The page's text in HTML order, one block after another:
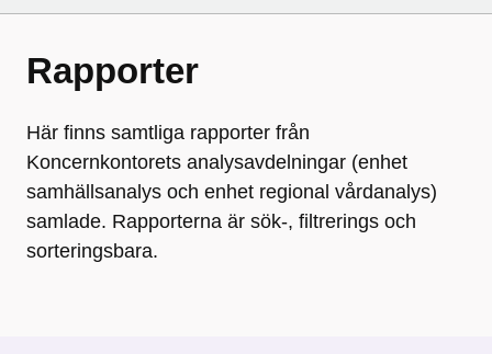
Rapporter
Här finns samtliga rapporter från
Koncernkontorets analysavdelningar (enhet
samhällsanalys och enhet regional vårdanalys)
samlade. Rapporterna är sök-, filtrerings och
sorteringsbara.